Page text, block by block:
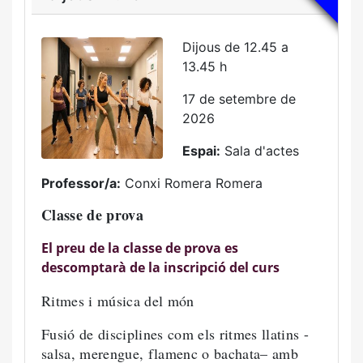
Dijous de 12.45 a
13.45 h
17 de setembre de
2026
Espai: Sala d'actes
Professor/a: Conxi Romera Romera
Classe de prova
El preu de la classe de prova es
descomptarà de la inscripció del curs
Ritmes i música del món
Fusió de disciplines com els ritmes llatins -
salsa, merengue, flamenc o bachata– amb